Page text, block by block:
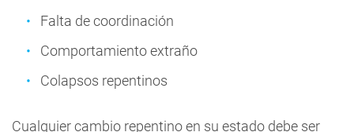
Falta de coordinación
Comportamiento extraño
Colapsos repentinos
Cualquier cambio repentino en su estado debe ser